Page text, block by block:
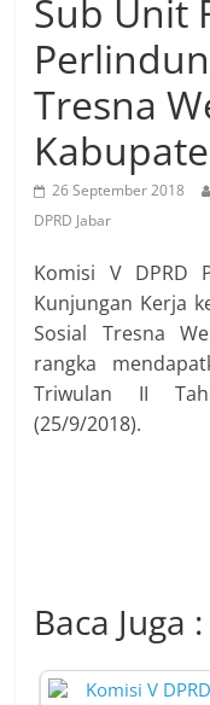
Sub Unit
Tresna
26 September 2018
DPRD Jabar
Komisi V DPRD
Kunjungan Kerja
Sosial Tresna
rangka
Triwulan II
(25/9/2018).
Baca Juga :